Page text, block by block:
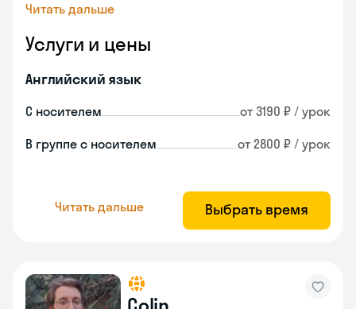
Читать дальше
Услуги и цены
Английский язык
С носителем от 3190 ₽ / урок
В группе с носителем от 2800 ₽ / урок
Читать дальше Выбрать время